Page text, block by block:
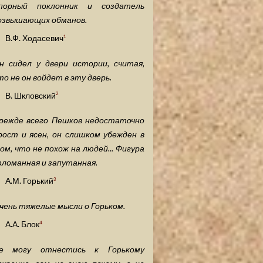
поклонник и создатель
обманов.
В.Ф. Ходасевич1
сидел у двери истории, считая,
не он войдет в эту дверь.
В. Шкловский2
всего Пешков недостаточно
и ясен, он слишком убежден в
что не похож на людей... Фигура
и запутанная.
А.М. Горький3
тяжелые мысли о Горьком.
А.А. Блок4
могу отнестись к Горькому